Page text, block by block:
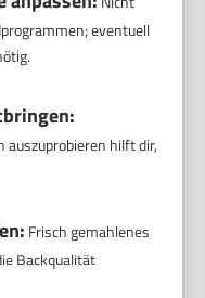
eventuell
auszuprobieren hilft dir,
Frisch gemahlenes
Backqualität